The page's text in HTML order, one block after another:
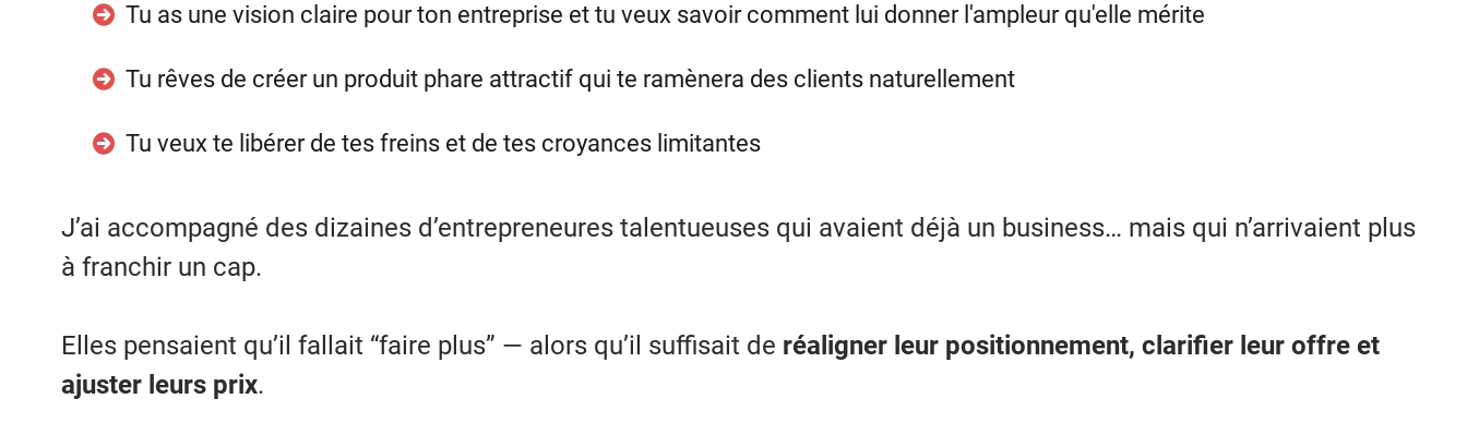
Tu as une vision claire pour ton entreprise et tu veux savoir comment lui donner l'ampleur qu'elle mérite
Tu rêves de créer un produit phare attractif qui te ramènera des clients naturellement
Tu veux te libérer de tes freins et de tes croyances limitantes
J’ai accompagné des dizaines d’entrepreneures talentueuses qui avaient déjà un business… mais qui n’arrivaient plus
à franchir un cap.
Elles pensaient qu’il fallait “faire plus” — alors qu’il suffisait de réaligner leur positionnement, clarifier leur offre et
ajuster leurs prix.